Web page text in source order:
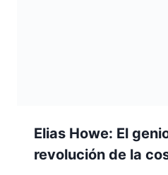
Elias Howe: El
revolución de la